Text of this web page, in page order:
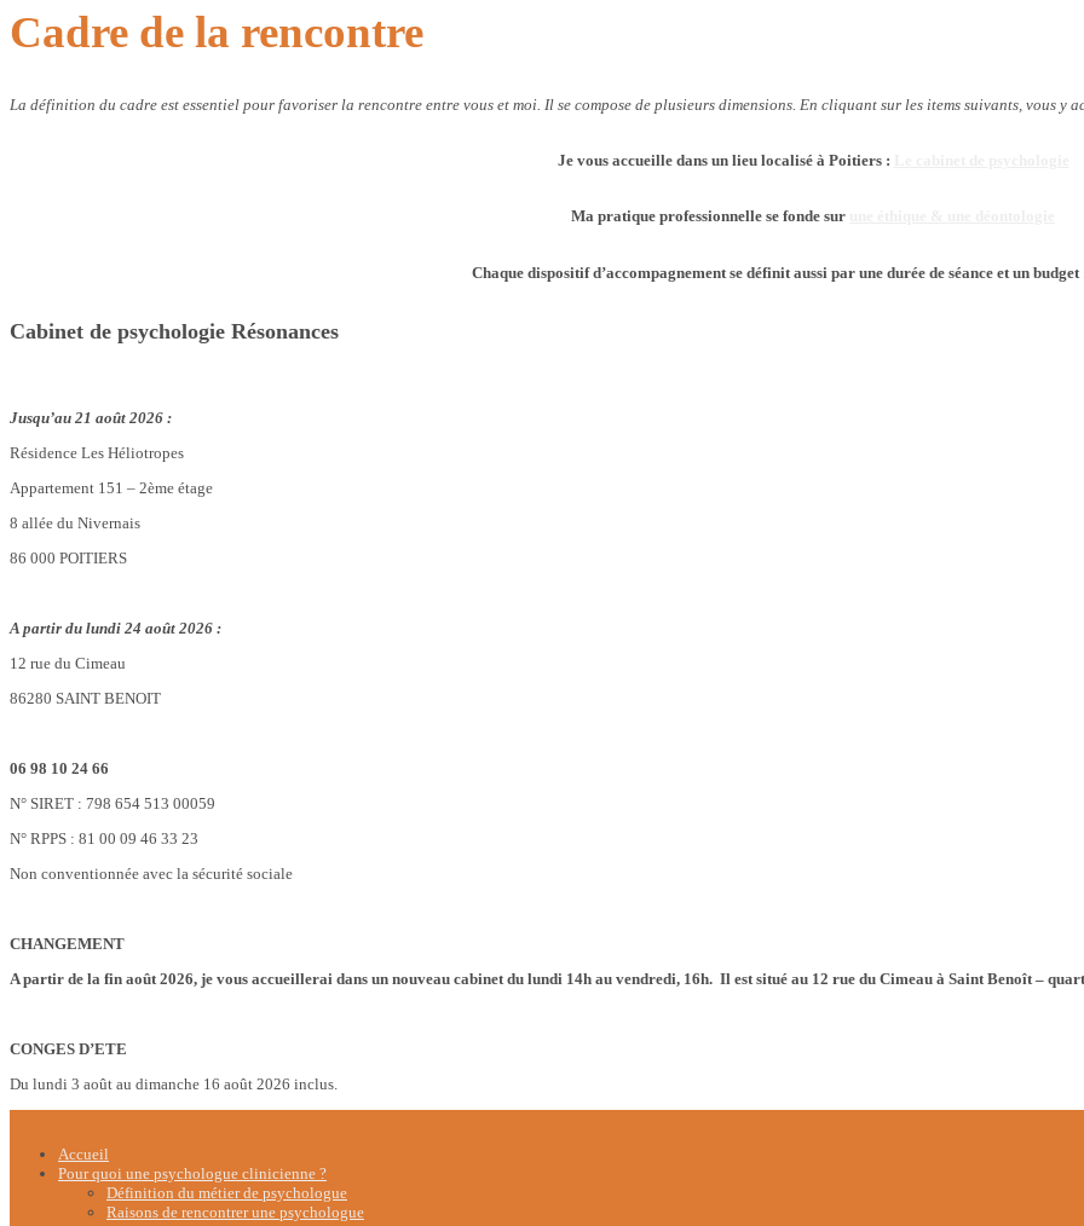
Cadre de la rencontre
La définition du cadre est essentiel pour favoriser la rencontre entre vous et moi. Il se compose de plusieurs dimensions. En cliquant sur les items suivants, vous y
Je vous accueille dans un lieu localisé à Poitiers :
Ma pratique professionnelle se fonde sur
Chaque dispositif d’accompagnement se définit aussi par une durée de séance et un budget
Cabinet de psychologie Résonances
Jusqu’au 21 août 2026 :
Résidence Les Héliotropes
Appartement 151 – 2ème étage
8 allée du Nivernais
86 000 POITIERS
A partir du lundi 24 août 2026 :
12 rue du Cimeau
86280 SAINT BENOIT
06 98 10 24 66
N° SIRET : 798 654 513 00059
N° RPPS : 81 00 09 46 33 23
Non conventionnée avec la sécurité sociale
CHANGEMENT
A partir de la fin août 2026, je vous accueillerai dans un nouveau cabinet du lundi 14h au vendredi, 16h. Il est situé au 12 rue du Cimeau à Saint Benoît –
CONGES D’ETE
Du lundi 3 août au dimanche 16 août 2026 inclus.
Accueil
Pour quoi une psychologue clinicienne ?
Définition du métier de psychologue
Raisons de rencontrer une psychologue